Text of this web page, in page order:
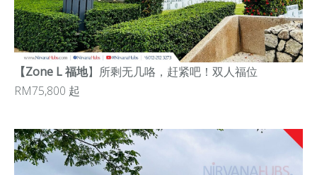
【Zone L 福地】 所剩无几咯，赶紧吧！ 双人福位
RM75,800 起